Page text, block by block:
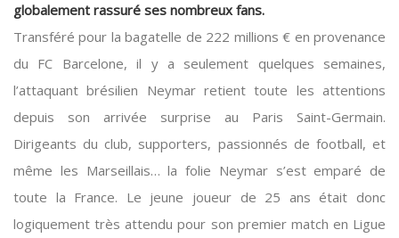
globalement rassuré ses nombreux fans.
Transféré pour la bagatelle de 222 millions € en provenance
du FC Barcelone, il y a seulement quelques semaines,
l’attaquant brésilien Neymar retient toute les attentions
depuis son arrivée surprise au Paris Saint-Germain.
Dirigeants du club, supporters, passionnés de football, et
même les Marseillais… la folie Neymar s’est emparé de
toute la France. Le jeune joueur de 25 ans était donc
logiquement très attendu pour son premier match en Ligue